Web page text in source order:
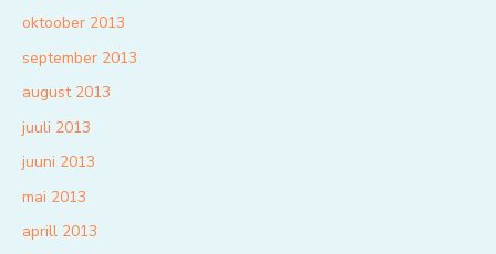
oktoober 2013
september 2013
august 2013
juuli 2013
juuni 2013
mai 2013
aprill 2013